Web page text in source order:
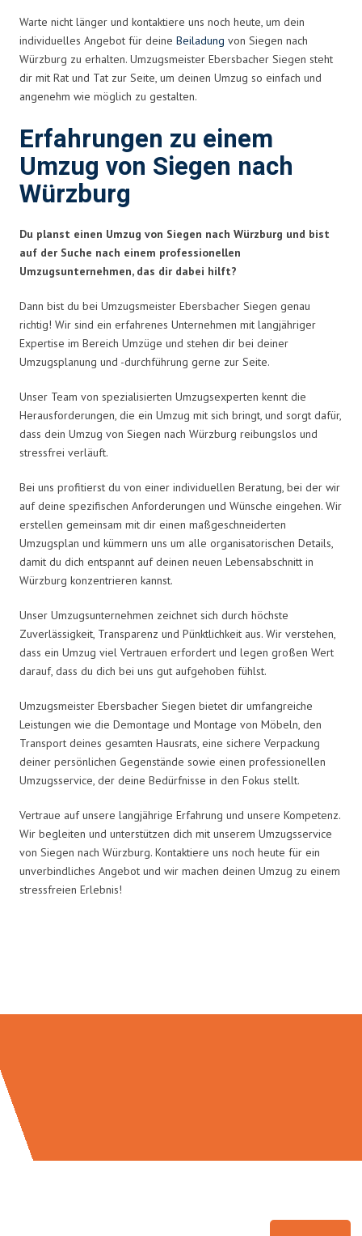
Warte nicht länger und kontaktiere uns noch heute, um dein
individuelles Angebot für deine Beiladung von Siegen nach
Würzburg zu erhalten. Umzugsmeister Ebersbacher Siegen steht
dir mit Rat und Tat zur Seite, um deinen Umzug so einfach und
angenehm wie möglich zu gestalten.
Erfahrungen zu einem
Umzug von Siegen nach
Würzburg
Du planst einen Umzug von Siegen nach Würzburg und bist
auf der Suche nach einem professionellen
Umzugsunternehmen, das dir dabei hilft?
Dann bist du bei Umzugsmeister Ebersbacher Siegen genau
richtig! Wir sind ein erfahrenes Unternehmen mit langjähriger
Expertise im Bereich Umzüge und stehen dir bei deiner
Umzugsplanung und -durchführung gerne zur Seite.
Unser Team von spezialisierten Umzugsexperten kennt die
Herausforderungen, die ein Umzug mit sich bringt, und sorgt dafür,
dass dein Umzug von Siegen nach Würzburg reibungslos und
stressfrei verläuft.
Bei uns profitierst du von einer individuellen Beratung, bei der wir
auf deine spezifischen Anforderungen und Wünsche eingehen. Wir
erstellen gemeinsam mit dir einen maßgeschneiderten
Umzugsplan und kümmern uns um alle organisatorischen Details,
damit du dich entspannt auf deinen neuen Lebensabschnitt in
Würzburg konzentrieren kannst.
Unser Umzugsunternehmen zeichnet sich durch höchste
Zuverlässigkeit, Transparenz und Pünktlichkeit aus. Wir verstehen,
dass ein Umzug viel Vertrauen erfordert und legen großen Wert
darauf, dass du dich bei uns gut aufgehoben fühlst.
Umzugsmeister Ebersbacher Siegen bietet dir umfangreiche
Leistungen wie die Demontage und Montage von Möbeln, den
Transport deines gesamten Hausrats, eine sichere Verpackung
deiner persönlichen Gegenstände sowie einen professionellen
Umzugsservice, der deine Bedürfnisse in den Fokus stellt.
Vertraue auf unsere langjährige Erfahrung und unsere Kompetenz.
Wir begleiten und unterstützen dich mit unserem Umzugsservice
von Siegen nach Würzburg. Kontaktiere uns noch heute für ein
unverbindliches Angebot und wir machen deinen Umzug zu einem
stressfreien Erlebnis!